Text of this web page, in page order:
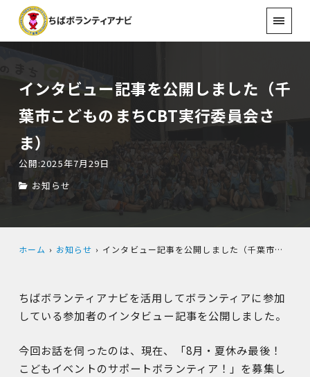
インタビュー記事を公開しました（千
葉市こどものまちCBT実行委員会さ
ま）
公開:2025年7月29日
お知らせ
ホーム お知らせ インタビュー記事を公開しました（千葉市こどものまちCBT実行委員会さま）
ちばボランティアナビを活用してボランティアに参加
している参加者のインタビュー記事を公開しました。
今回お話を伺ったのは、現在、「8月・夏休み最後！
こどもイベントのサポートボランティア！」を募集し